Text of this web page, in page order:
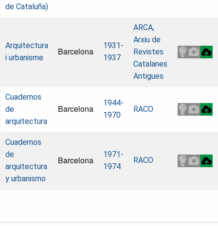
de Cataluña)
Arquitectura
i urbanisme
Barcelona
1931-
1937
ARCA,
Arxiu de
Revistes
Catalanes
Antigues
Cuadernos
de
arquitectura
Barcelona
1944-
1970
RACO
Cuadernos
de
arquitectura
y urbanismo
Barcelona
1971-
1974
RACO